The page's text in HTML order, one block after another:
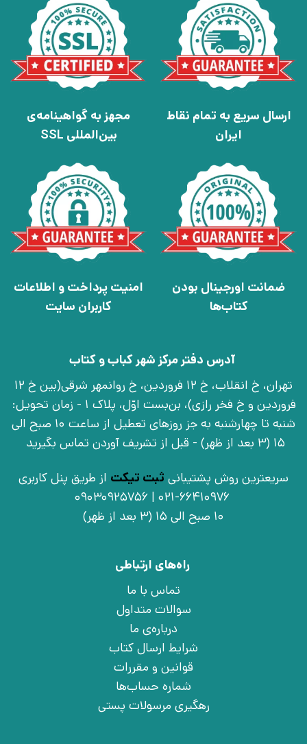
ارسال سریع به تمام نقاط
ایران
مجهز به گواهینامه‌ی
بین‌المللی SSL
ضمانت اورجینال بودن
کتاب‌ها
امنیت پرداخت و اطلاعات
کاربران سایت
آدرس دفتر مرکز شهر کباب و کتاب
تهران، خ انقلاب، خ 12 فروردین، خ روانمهر شرقی(بین خ 12
فروردین و خ فخر رازی)، بن‌بست اوّل، پلاک 1 - زمان تحویل:
شنبه تا چهارشنبه به جز روزهای تعطیل از ساعت 10 صبح الی
15 (3 بعد از ظهر) - قبل از تشریف آوردن تماس بگیرید
سریعترین روش پشتیبانی ثبت تیکت از طریق پنل کاربری
021-66410976 | 09030925756
10 صبح الی 15 (3 بعد از ظهر)
راه‌های ارتباطی
تماس با ما
سوالات متداول
درباره‌ی ما
شرایط ارسال کتاب
قوانین و مقررات
شماره حساب‌ها
رهگیری مرسولات پستی